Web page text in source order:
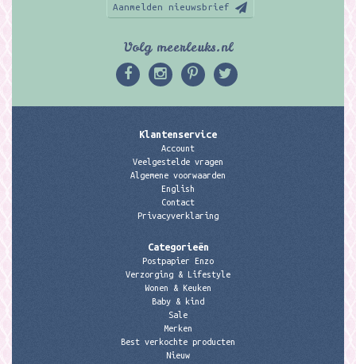
Aanmelden nieuwsbrief
Volg meerleuks.nl
Klantenservice
Account
Veelgestelde vragen
Algemene voorwaarden
English
Contact
Privacyverklaring
Categorieën
Postpapier Enzo
Verzorging & Lifestyle
Wonen & Keuken
Baby & kind
Sale
Merken
Best verkochte producten
Nieuw